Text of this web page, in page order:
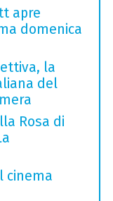
apre
domenica
la
del
Rosa di
cinema